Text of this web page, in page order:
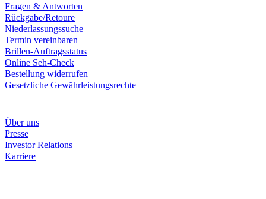
Fragen & Antworten
Rückgabe/Retoure
Niederlassungssuche
Termin vereinbaren
Brillen-Auftragsstatus
Online Seh-Check
Bestellung widerrufen
Gesetzliche Gewährleistungsrechte
Über uns
Presse
Investor Relations
Karriere